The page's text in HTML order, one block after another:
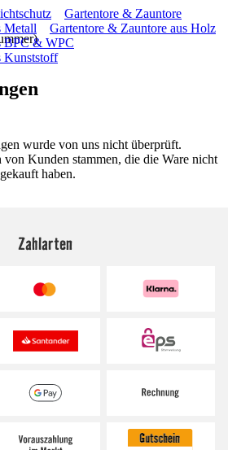
Gartentore & Zauntore
Metall
Gartentore & Zauntore aus Holz
BPC & WPC
Kunststoff
wurde von uns nicht überprüft.
Kunden stammen, die die Ware nicht
haben.
Zahlarten